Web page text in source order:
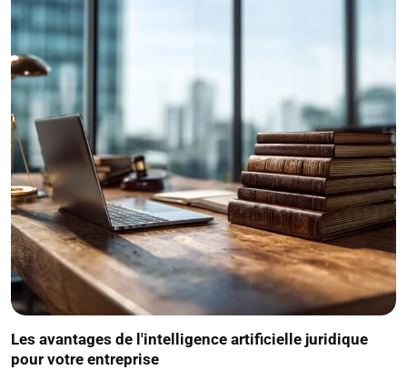
Les avantages de l'intelligence artificielle juridique
pour votre entreprise